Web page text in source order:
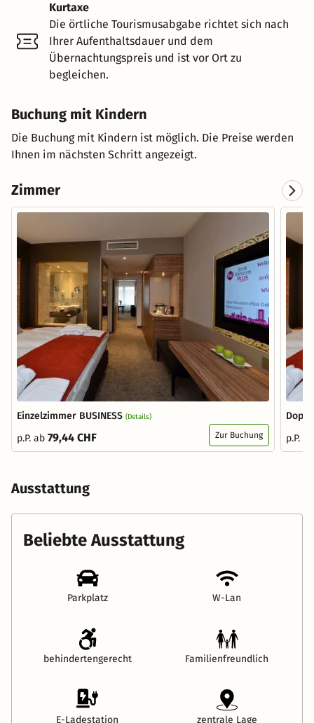
Kurtaxe
Die örtliche Tourismusabgabe richtet sich nach
Ihrer Aufenthaltsdauer und dem
Übernachtungspreis und ist vor Ort zu
begleichen.
Buchung mit Kindern
Die Buchung mit Kindern ist möglich. Die Preise werden
Ihnen im nächsten Schritt angezeigt.
Zimmer
Einzelzimmer BUSINESS (Details)
p.P. ab 79,44 CHF Zur Buchung
p.P.
Ausstattung
Beliebte Ausstattung
Parkplatz W-Lan
behindertengerecht Familienfreundlich
E-Ladestation zentrale Lage